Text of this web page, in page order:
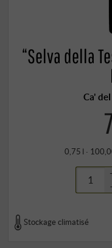
“Selva della
Ca'
0,75 l ·
Stockage climatisé